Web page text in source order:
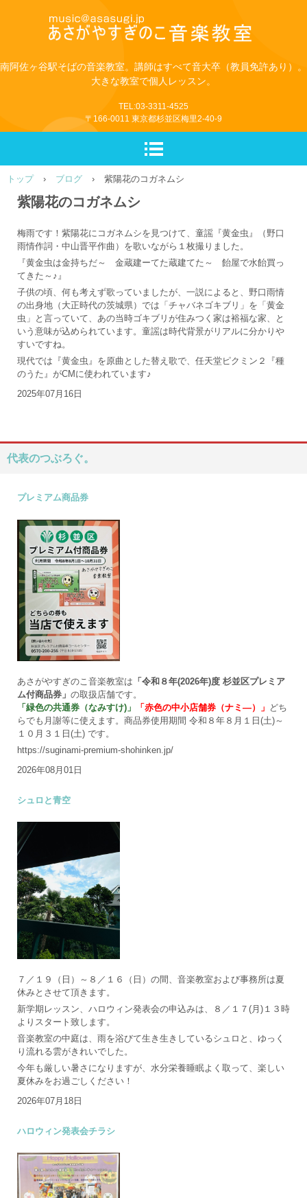
南阿佐ヶ谷駅そばの音楽教室。講師はすべて音大卒（教員免許あり）。
大きな教室で個人レッスン。
TEL:03-3311-4525
〒166-0011 東京都杉並区梅里2-40-9
トップ › ブログ › 紫陽花のコガネムシ
紫陽花のコガネムシ
梅雨です！紫陽花にコガネムシを見つけて、童謡『黄金虫』（野口
雨情作詞・中山晋平作曲）を歌いながら１枚撮りました。
『黄金虫は金持ちだ～ 金蔵建ーてた蔵建てた～ 飴屋で水飴買っ
てきた～♪』
子供の頃、何も考えず歌っていましたが、一説によると、野口雨情
の出身地（大正時代の茨城県）では「チャバネゴキブリ」を「黄金
虫」と言っていて、あの当時ゴキブリが住みつく家は裕福な家、と
いう意味が込められています。童謡は時代背景がリアルに分かりや
すいですね。
現代では『黄金虫』を原曲とした替え歌で、任天堂ピクミン２『種
のうた』がCMに使われています♪
2025年07月16日
代表のつぶろぐ。
プレミアム商品券
あさがやすぎのこ音楽教室は 「令和８年(2026年)度 杉並区プレミア
ム付商品券」 の取扱店舗です。
「緑色の共通券（なみすけ)」
「赤色の中小店舗券（ナミ―）」 どち
らでも月謝等に使えます。商品券使用期間 令和８年８月１日(土)～
１０月３１日(土) です。
https://suginami-premium-shohinken.jp/
2026年08月01日
シュロと青空
７／１９（日）～８／１６（日）の間、音楽教室および事務所は夏
休みとさせて頂きます。
新学期レッスン、ハロウィン発表会の申込みは、８／１７(月)１３時
よりスタート致します。
音楽教室の中庭は、雨を浴びて生き生きしているシュロと、ゆっく
り流れる雲がきれいでした。
今年も厳しい暑さになりますが、水分栄養睡眠よく取って、楽しい
夏休みをお過ごしください！
2026年07月18日
ハロウィン発表会チラシ